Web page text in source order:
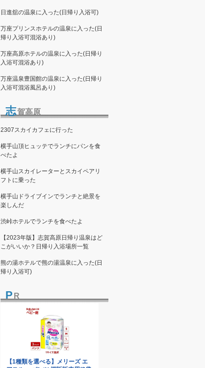
日進舘の温泉に入った(日帰り入浴可)
万座プリンスホテルの温泉に入った(日
帰り入浴可混浴あり)
万座高原ホテルの温泉に入った(日帰り
入浴可混浴あり)
万座温泉豊国館の温泉に入った(日帰り
入浴可混浴風呂あり)
志賀高原
2307スカイカフェに行った
横手山頂ヒュッテでランチにパンを食
べたよ
横手山スカイレーターとスカイペアリ
フトに乗った
横手山ドライブインでランチと絶景を
楽しんだ
渋峠ホテルでランチを食べたよ
【2023年版】志賀高原日帰り温泉はど
こがいいか？日帰り入浴場所一覧
熊の湯ホテルで熊の湯温泉に入った(日
帰り入浴可)
P R